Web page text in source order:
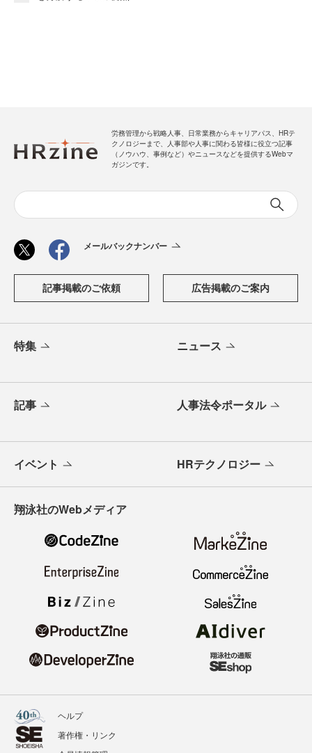
労務管理から戦略人事、日常業務からキャリアパス、HRテ
クノロジーまで、人事部や人事に関わる皆様に役立つ記事
（ノウハウ、事例など）やニュースなどを提供するWebマ
ガジンです。
メールバックナンバー
記事掲載のご依頼 広告掲載のご案内
特集 ニュース
記事 人事法令ポータル
イベント HRテクノロジー
翔泳社のWebメディア
ヘルプ
著作権・リンク